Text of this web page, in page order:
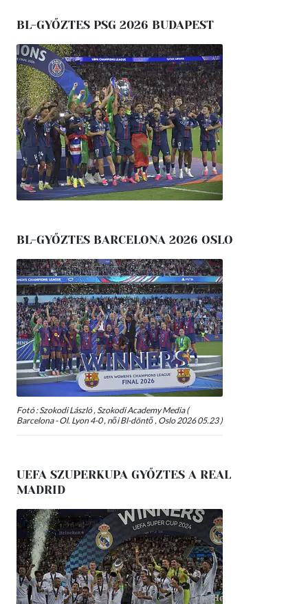
BL-GYŐZTES PSG 2026 BUDAPEST
BL-GYŐZTES BARCELONA 2026 OSLO
Fotó : Szokodi László , Szokodi Academy Media (
Barcelona - Ol. Lyon 4-0 , női Bl-döntő , Oslo 2026 05.23 )
UEFA SZUPERKUPA GYŐZTES A REAL
MADRID